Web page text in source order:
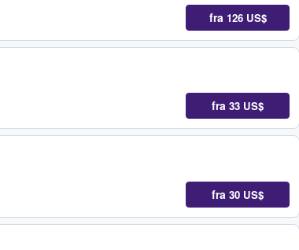
fra 126 US$
fra 33 US$
fra 30 US$